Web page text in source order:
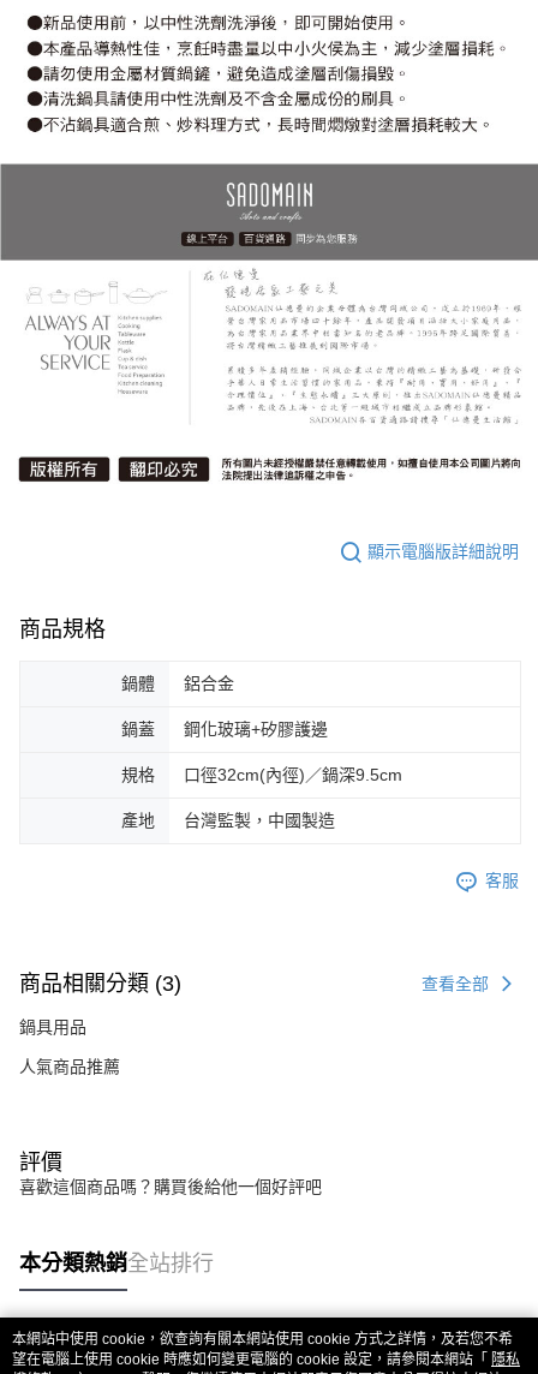
顯示電腦版詳細說明
商品規格
鍋體 鋁合金
鍋蓋 鋼化玻璃+矽膠護邊
規格 口徑32cm(內徑)／鍋深9.5cm
產地 台灣監製，中國製造
客服
商品相關分類 (3) 查看全部
鍋具用品
人氣商品推薦
評價
喜歡這個商品嗎？購買後給他一個好評吧
本分類熱銷全站排行
熱門標籤
本網站中使用 cookie，欲查詢有關本網站使用 cookie 方式之詳情，及若您不希
望在電腦上使用 cookie 時應如何變更電腦的 cookie 設定，請參閱本網站「 隱私